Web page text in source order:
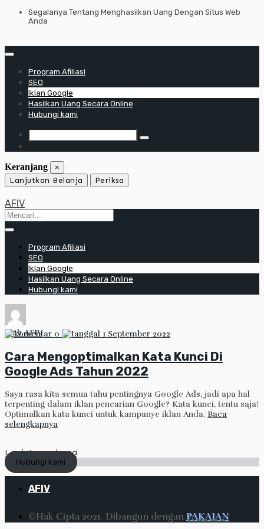
LewatiSegalanya Tentang Menghasilkan Uang Dengan Situs Web
Anda
Program Afiliasi
SEO
Iklan Google
Hasilkan Uang Secara Online
Hubungi kami
Keranjang ×
Lanjutkan Belanja Periksa
AFIV
Program Afiliasi
SEO
Iklan Google
Hasilkan Uang Secara Online
Hubungi kami
oleh AFIV 0 1 September 2022
Cara Mengoptimalkan Kata Kunci Di
Google Ads Tahun 2022
Saya rasa kita semua tahu pentingnya Google Ads, jadi apa hal
terpenting dalam iklan pencarian Google? Kata kunci, tentu saja!
Optimalkan kata kunci untuk kampanye iklan Anda. Baca
selengkapnya
Lanjut membaca
Hubungi kami
AFIV
©Hak Cipta 2021. Dibangun dengan PAKAIAN